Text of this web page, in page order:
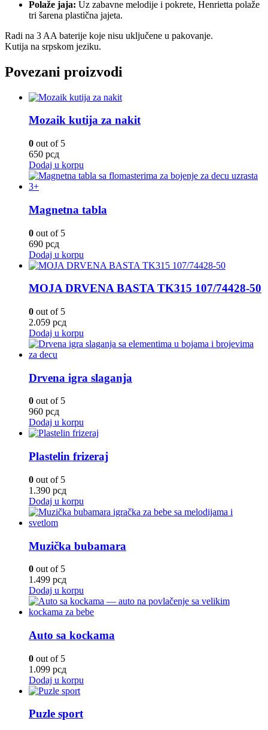
Polaže jaja: Uz zabavne melodije i pokrete, Henrietta polaže
tri šarena plastična jajeta.
Radi na 3 AA baterije koje nisu uključene u pakovanje.
Kutija na srpskom jeziku.
Povezani proizvodi
Mozaik kutija za nakit
0 out of 5
650 рсд
Dodaj u korpu
Magnetna tabla
0 out of 5
690 рсд
Dodaj u korpu
MOJA DRVENA BASTA TK315 107/74428-50
0 out of 5
2.059 рсд
Dodaj u korpu
Drvena igra slaganja
0 out of 5
960 рсд
Dodaj u korpu
Plastelin frizeraj
0 out of 5
1.390 рсд
Dodaj u korpu
Muzička bubamara
0 out of 5
1.499 рсд
Dodaj u korpu
Auto sa kockama
0 out of 5
1.099 рсд
Dodaj u korpu
Puzle sport